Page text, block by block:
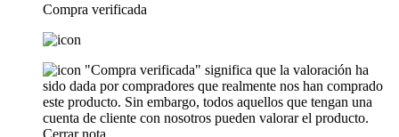
Compra verificada
"Compra verificada" significa que la valoración ha
sido dada por compradores que realmente nos han comprado
este producto. Sin embargo, todos aquellos que tengan una
cuenta de cliente con nosotros pueden valorar el producto.